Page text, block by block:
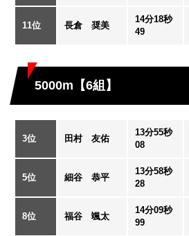
11位 長倉 奨美
14分18秒
49
5000m【6組】
3位 田村 友佑
13分55秒
08
5位 細谷 恭平
13分58秒
28
8位 福谷 颯太
14分09秒
99